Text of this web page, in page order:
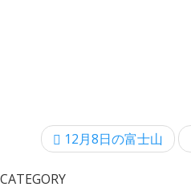
12月8日の富士山
CATEGORY